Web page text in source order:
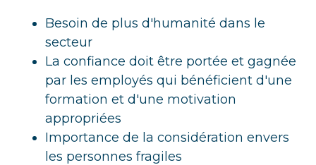
Besoin de plus d'humanité dans le
secteur
La confiance doit être portée et gagnée
par les employés qui bénéficient d'une
formation et d'une motivation
appropriées
Importance de la considération envers
les personnes fragiles